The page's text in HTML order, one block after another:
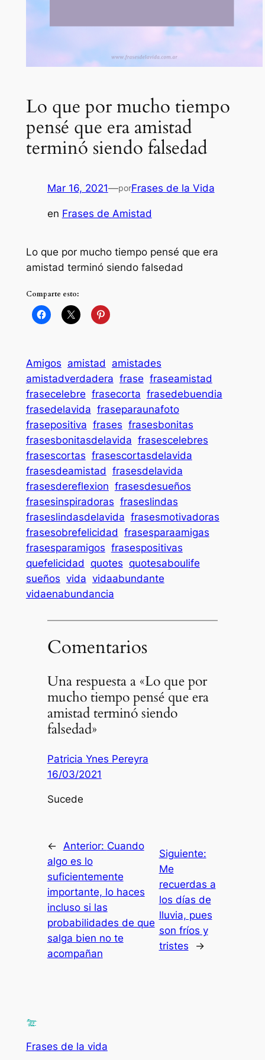
Lo que por mucho tiempo
pensé que era amistad
terminó siendo falsedad
Mar 16, 2021—porFrases de la Vida
en Frases de Amistad
Lo que por mucho tiempo pensé que era
amistad terminó siendo falsedad
Comparte esto:
Amigos amistad
amistades
amistadverdadera frase fraseamistad
frasecelebre frasecorta frasedebuendia
frasedelavida fraseparaunafoto
frasepositiva frases frasesbonitas
frasesbonitasdelavida frasescelebres
frasescortas frasescortasdelavida
frasesdeamistad frasesdelavida
frasesdereflexion frasesdesueños
frasesinspiradoras fraseslindas
fraseslindasdelavida frasesmotivadoras
frasesobrefelicidad frasesparaamigas
frasesparamigos frasespositivas
quefelicidad quotes quotesaboulife
sueños vida vidaabundante
vidaenabundancia
Comentarios
Una respuesta a «Lo que por
mucho tiempo pensé que era
amistad terminó siendo
falsedad»
Patricia Ynes Pereyra
16/03/2021
Sucede
← Anterior: Cuando
algo es lo
suficientemente
importante, lo haces
incluso si las
probabilidades de que
salga bien no te
acompañan
Siguiente:
Me
recuerdas a
los días de
lluvia, pues
son fríos y
tristes
→
Frases de la vida